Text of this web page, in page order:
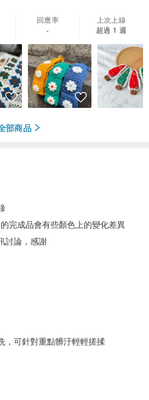
回應率
-
上次上線
超過 1 週
部商品
完成品會有些顏色上的變化差異
討論，感謝
，可針對重點髒汙輕輕搓揉